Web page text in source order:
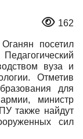
162
посетил
вуза и
Отметив
для
министр
также найдут
сил